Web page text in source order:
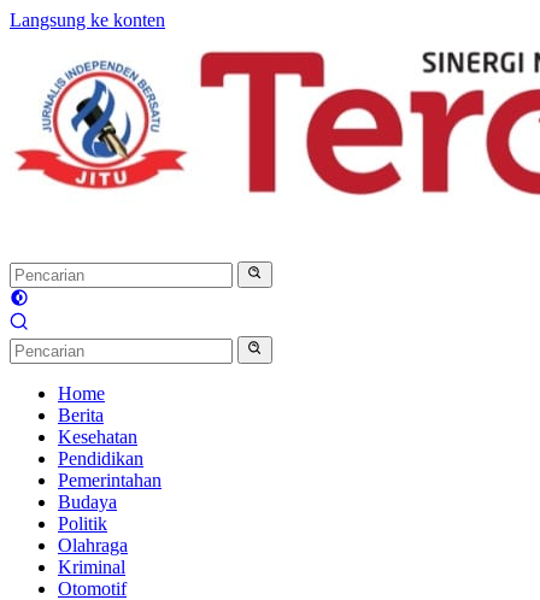
Langsung ke konten
Home
Berita
Kesehatan
Pendidikan
Pemerintahan
Budaya
Politik
Olahraga
Kriminal
Otomotif